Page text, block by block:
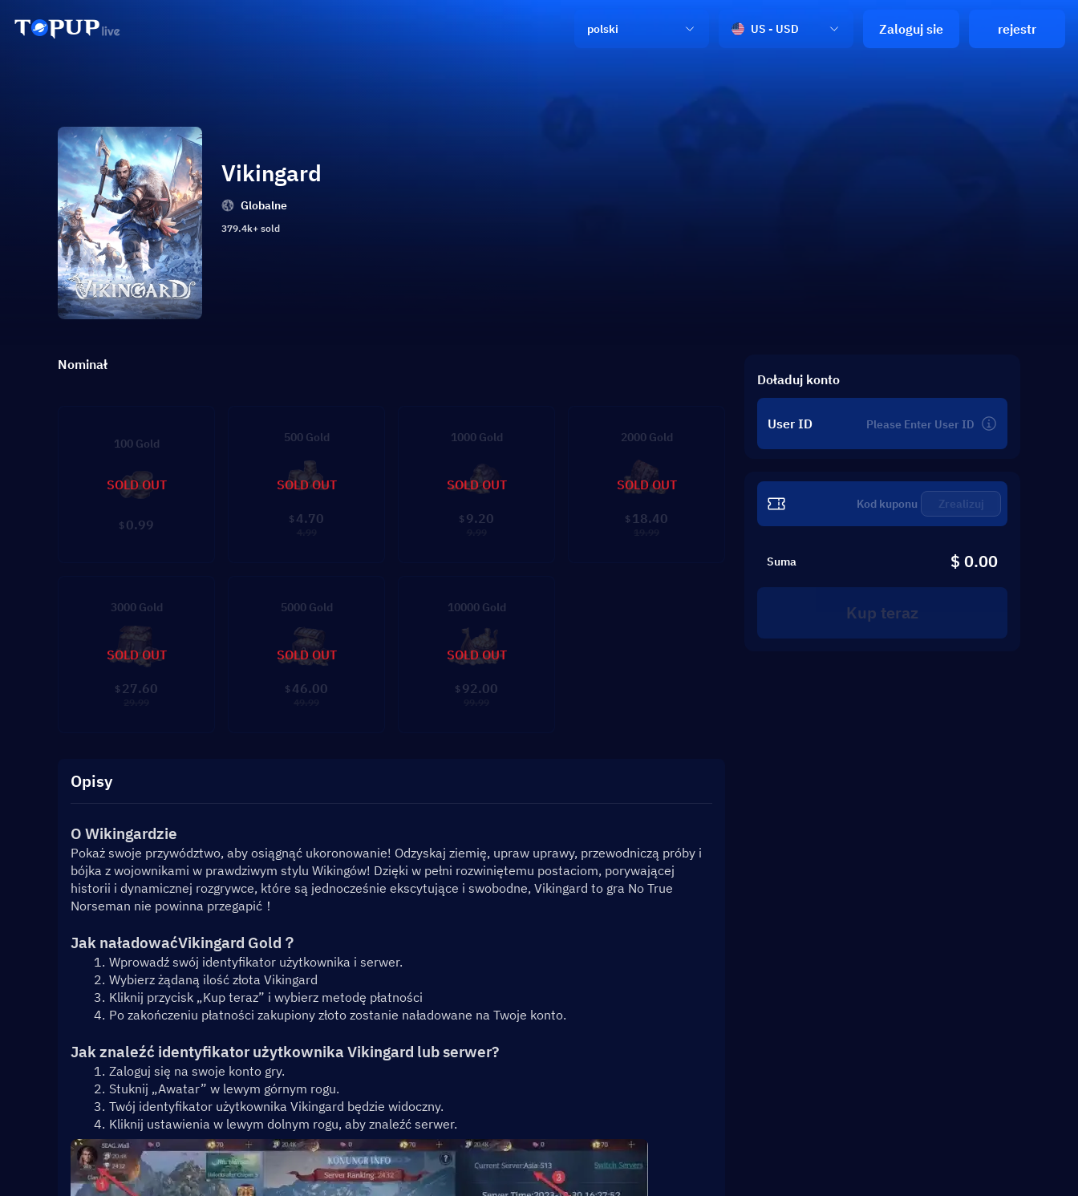
polski US - USD Zaloguj sie rejestr
Vikingard
Globalne
379.4k+ sold
Nominał
100 Gold
$ 0.99
SOLD OUT
500 Gold
$ 4.70
SOLD OUT
1000 Gold
$ 9.20
SOLD OUT
2000 Gold
$ 18.40
SOLD OUT
3000 Gold
$ 27.60
SOLD OUT
5000 Gold
$ 46.00
SOLD OUT
10000 Gold
$ 92.00
SOLD OUT
Opisy
O Wikingardzie
Pokaż swoje przywództwo, aby osiągnąć ukoronowanie! Odzyskaj ziemię, upraw uprawy, przewodniczą próby i
bójka z wojownikami w prawdziwym stylu Wikingów! Dzięki w pełni rozwiniętemu postaciom, porywającej
historii i dynamicznej rozgrywce, które są jednocześnie ekscytujące i swobodne, Vikingard to gra No True
Norseman nie powinna przegapić！
Jak naładowaćVikingard Gold ？
Wprowadź swój identyfikator użytkownika i serwer.
Wybierz żądaną ilość złota Vikingard
Kliknij przycisk „Kup teraz” i wybierz metodę płatności
Po zakończeniu płatności zakupiony złoto zostanie naładowane na Twoje konto.
Jak znaleźć identyfikator użytkownika Vikingard lub serwer?
Zaloguj się na swoje konto gry.
Stuknij „Awatar” w lewym górnym rogu.
Twój identyfikator użytkownika Vikingard będzie widoczny.
Kliknij ustawienia w lewym dolnym rogu, aby znaleźć serwer.
Doładuj konto
User ID
Zrealizuj
Suma $ 0.00
Kup teraz